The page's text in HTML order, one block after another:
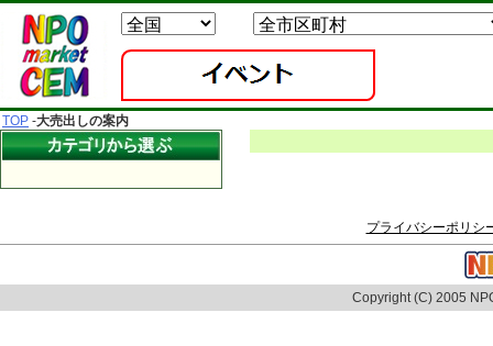
TOP -大売出しの案内
プライバシーポリシ
Copyright (C) 2005